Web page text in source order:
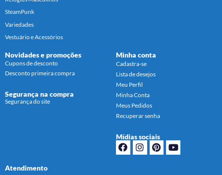
SteamPunk
Variedades
Vestuário e Acessórios
Novidades e promoções
Cupons de desconto
Desconto primeira compra
Segurança na compra
Segurança do site
Minha conta
Cadastra-se
Lista de desejos
Meu Perfil
Minha Conta
Meus Pedidos
Recuperar senha
Mídias sociais
Atendimento